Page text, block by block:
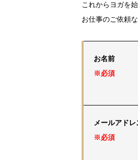
これからヨガを
お仕事のご依頼
お名前
※必須
メールアドレ
※必須